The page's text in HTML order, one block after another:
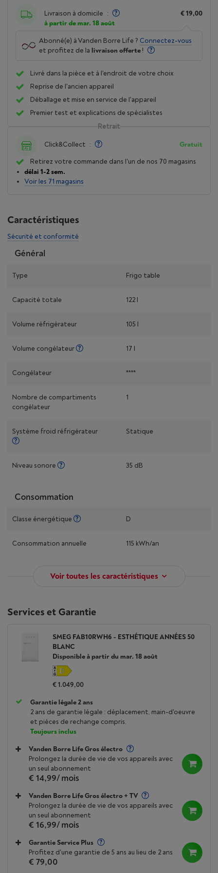
Livraison à domicile :
à partir de mar. 18 août
€ 19,00
Abonné(e) à Vanden Borre Life ? Connectez-vous
et profitez de la livraison offerte !
Livré dans la pièce et à l'endroit de votre choix
Reprise de l'ancien appareil
Déballage et mise en service de l'appareil
Premier test et explications de spécialistes
Retrait
Click&Collect : Gratuit
Retirez votre commande dans l'un de nos 70 magasins
délai 1-2 sem.
Voir les 71 magasins
Caractéristiques
Sécurité et conformité
Général
Type Frigo table
Capacité totale 122 l
Volume réfrigérateur 105 l
Volume congélateur 17 l
Congélateur ****
Nombre de compartiments
congélateur
1
Système froid réfrigérateur Statique
Niveau sonore 35 dB
Consommation
Classe énergétique D
Consommation annuelle 115 kWh/an
Voir toutes les caractéristiques
Services et Garantie
SMEG FAB10RWH6 - ESTHÉTIQUE ANNÉES 50
BLANC
Disponible à partir du mar. 18 août
€ 1.049,00
Garantie légale 2 ans
2 ans de garantie légale : déplacement, main-d'oeuvre
et pièces de rechange compris.
Toujours inclus
Vanden Borre Life Gros électro
Prolongez la durée de vie de vos appareils avec
un seul abonnement
€ 14,99/ mois
Vanden Borre Life Gros électro + TV
Prolongez la durée de vie de vos appareils avec
un seul abonnement
€ 16,99/ mois
Garantie Service Plus
Profitez d'une garantie de 5 ans au lieu de 2 ans
€ 79,00